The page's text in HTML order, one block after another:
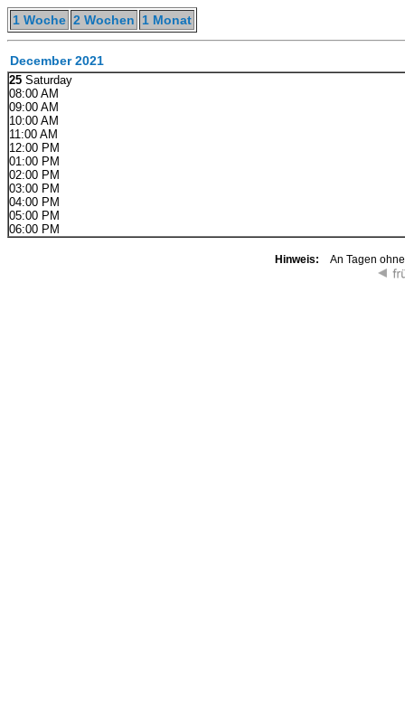
1 Woche 2 Wochen 1 Monat
December 2021
25 Saturday
08:00 AM
09:00 AM
10:00 AM
11:00 AM
12:00 PM
01:00 PM
02:00 PM
03:00 PM
04:00 PM
05:00 PM
06:00 PM
Hinweis: An Tagen